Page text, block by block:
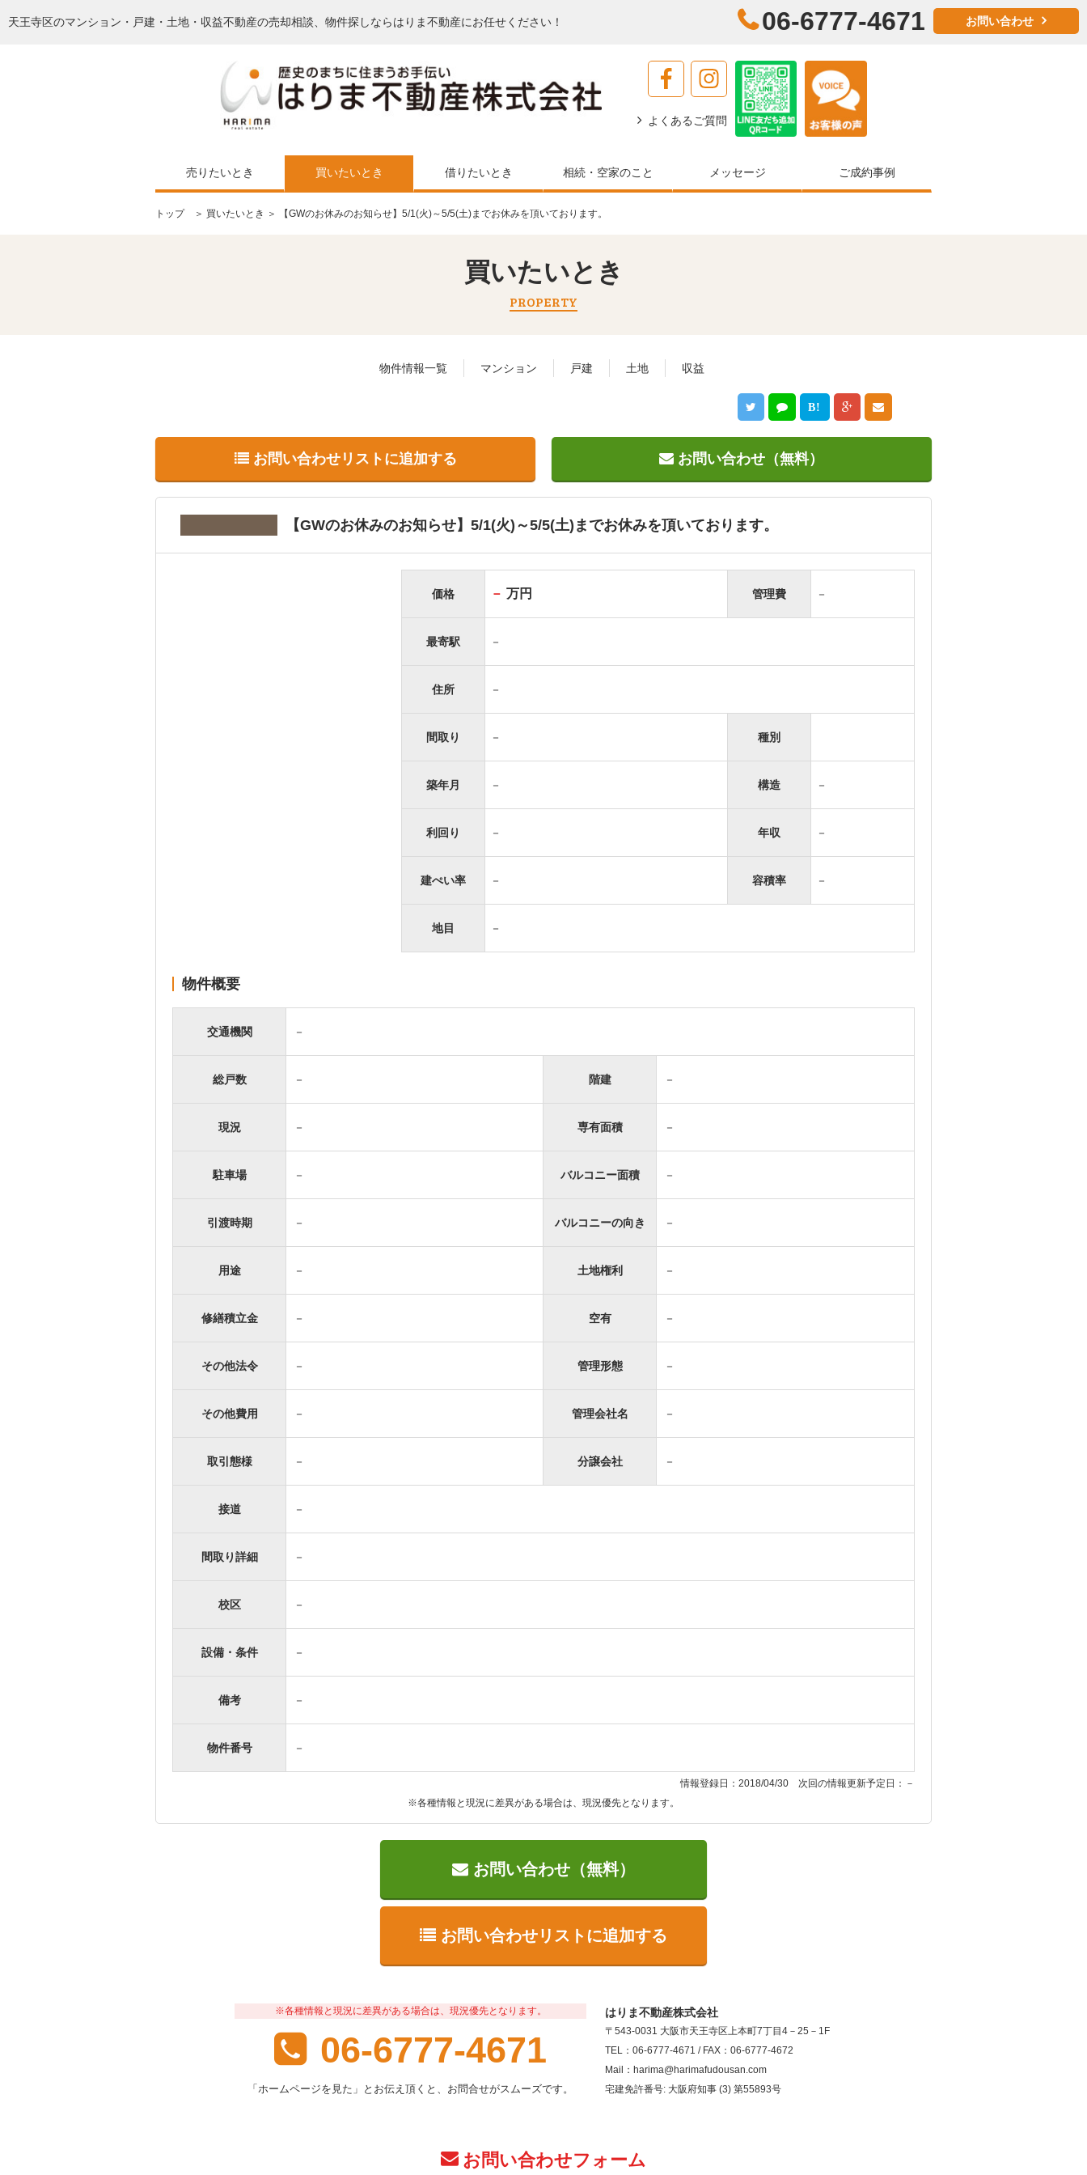
天王寺区のマンション・戸建・土地・収益不動産の売却相談、物件探しならはりま不動産にお任せください！ 06-6777-4671 お問い合わせ
よくあるご質問
売りたいとき 買いたいとき 借りたいとき 相続・空家のこと メッセージ ご成約事例
トップ＞ 買いたいとき ＞ 【GWのお休みのお知らせ】5/1(火)～5/5(土)までお休みを頂いております。
買いたいとき
PROPERTY
物件情報一覧 マンション 戸建 土地 収益
B!
お問い合わせリストに追加する お問い合わせ（無料）
【GWのお休みのお知らせ】5/1(火)～5/5(土)までお休みを頂いております。
価格 － 万円 管理費 －
最寄駅 －
住所 －
間取り － 種別
築年月 － 構造 －
利回り － 年収 －
建ぺい率 － 容積率 －
地目 －
物件概要
交通機関 －
総戸数 － 階建 －
現況 － 専有面積 －
駐車場 － バルコニー面積 －
引渡時期 － バルコニーの向き －
用途 － 土地権利 －
修繕積立金 － 空有 －
その他法令 － 管理形態 －
その他費用 － 管理会社名 －
取引態様 － 分譲会社 －
接道 －
間取り詳細 －
校区 －
設備・条件 －
備考 －
物件番号 －
情報登録日：2018/04/30 次回の情報更新予定日：－
※各種情報と現況に差異がある場合は、現況優先となります。
お問い合わせ（無料）
お問い合わせリストに追加する
※各種情報と現況に差異がある場合は、現況優先となります。
06-6777-4671
「ホームページを見た」とお伝え頂くと、お問合せがスムーズです。
はりま不動産株式会社
〒543-0031 大阪市天王寺区上本町7丁目4－25－1F
TEL：06-6777-4671 / FAX：06-6777-4672
Mail：harima@harimafudousan.com
宅建免許番号: 大阪府知事 (3) 第55893号
お問い合わせフォーム